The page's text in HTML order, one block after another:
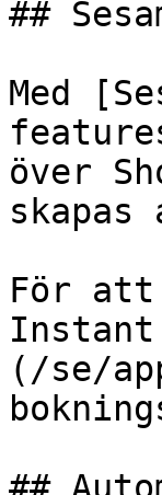
##
Med
över
skapas
För att
(/se/